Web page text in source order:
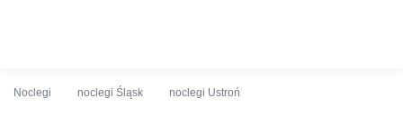
Noclegi noclegi Śląsk noclegi Ustroń